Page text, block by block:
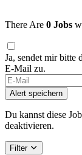
There Are 0 Jobs
Ja, sendet mir bitte
E-Mail zu.
Alert speichern
Du kannst diese
deaktivieren.
Filter